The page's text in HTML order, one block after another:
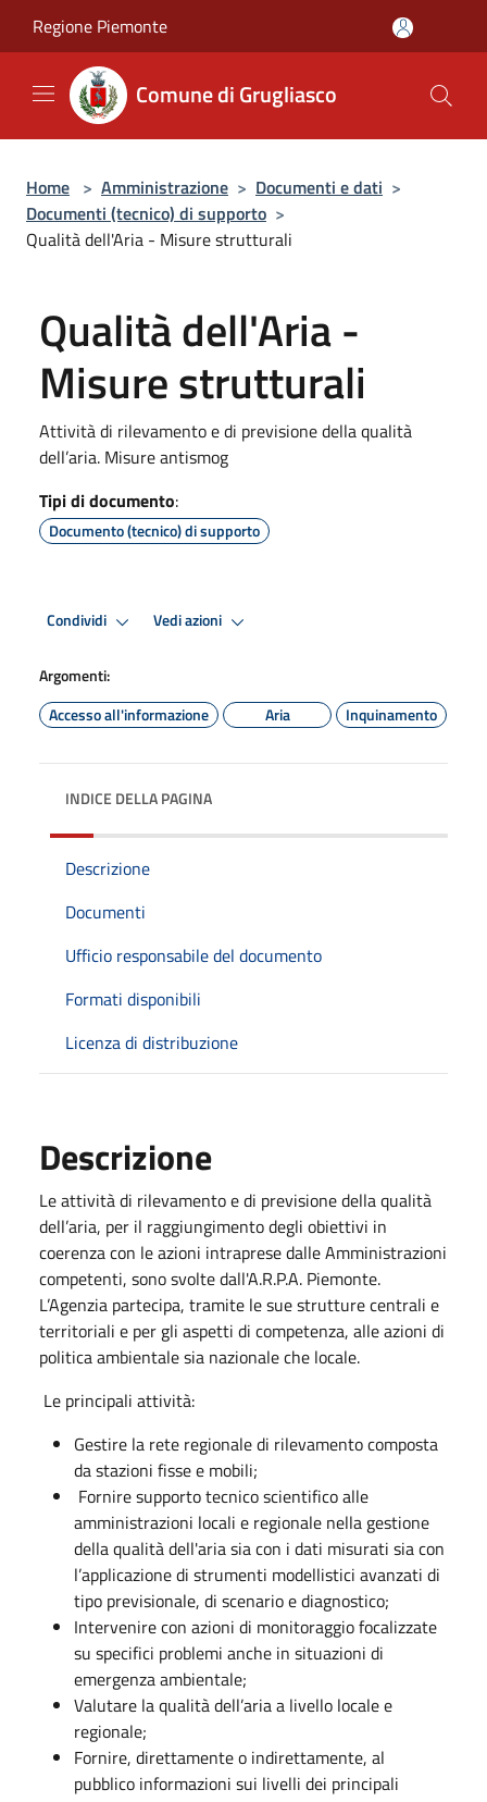
Regione Piemonte
Comune di Grugliasco
Home > Amministrazione > Documenti e dati >
Documenti (tecnico) di supporto >
Qualità dell'Aria - Misure strutturali
Qualità dell'Aria -
Misure strutturali
Attività di rilevamento e di previsione della qualità
dell’aria. Misure antismog
Tipi di documento:
Documento (tecnico) di supporto
Condividi Vedi azioni
Argomenti:
Accesso all'informazione
Aria Inquinamento
INDICE DELLA PAGINA
Descrizione
Documenti
Ufficio responsabile del documento
Formati disponibili
Licenza di distribuzione
Descrizione
Le attività di rilevamento e di previsione della qualità
dell’aria, per il raggiungimento degli obiettivi in
coerenza con le azioni intraprese dalle Amministrazioni
competenti, sono svolte dall'A.R.P.A. Piemonte.
L’Agenzia partecipa, tramite le sue strutture centrali e
territoriali e per gli aspetti di competenza, alle azioni di
politica ambientale sia nazionale che locale.
Le principali attività:
Gestire la rete regionale di rilevamento composta
da stazioni fisse e mobili;
Fornire supporto tecnico scientifico alle
amministrazioni locali e regionale nella gestione
della qualità dell'aria sia con i dati misurati sia con
l’applicazione di strumenti modellistici avanzati di
tipo previsionale, di scenario e diagnostico;
Intervenire con azioni di monitoraggio focalizzate
su specifici problemi anche in situazioni di
emergenza ambientale;
Valutare la qualità dell’aria a livello locale e
regionale;
Fornire, direttamente o indirettamente, al
pubblico informazioni sui livelli dei principali